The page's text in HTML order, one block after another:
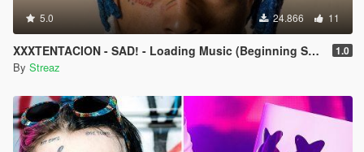
5.0 24.866 11
XXXTENTACION - SAD! - Loading Music (Beginning Shortened) 1.0
By Streaz